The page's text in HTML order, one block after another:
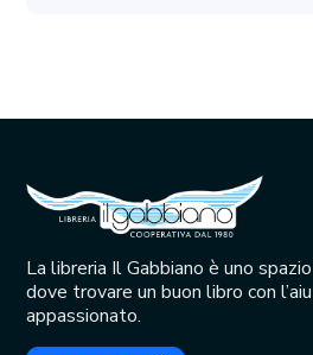
La libreria Il Gabbiano è uno
dove trovare un buon libro con
appassionato.